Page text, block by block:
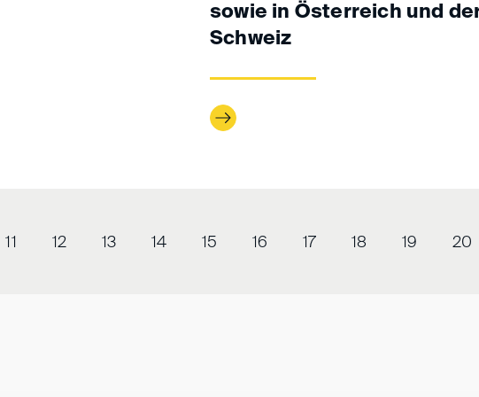
sowie in Österreich und
Schweiz
11 12 13 14 15 16 17 18 19 20